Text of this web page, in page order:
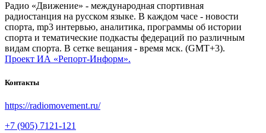
Радио «Движение» - международная спортивная
радиостанция на русском языке. В каждом часе - новости
спорта, mp3 интервью, аналитика, программы об истории
спорта и тематические подкасты федераций по различным
видам спорта. В сетке вещания - время мск. (GMT+3).
Проект ИА «Репорт-Информ».
Контакты
https://radiomovement.ru/
+7 (905) 7121-121